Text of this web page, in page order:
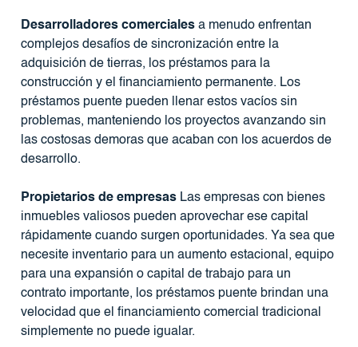
Desarrolladores comercialesa menudo enfrentan
complejos desafíos de sincronización entre la
adquisición de tierras, los préstamos para la
construcción y el financiamiento permanente. Los
préstamos puente pueden llenar estos vacíos sin
problemas, manteniendo los proyectos avanzando sin
las costosas demoras que acaban con los acuerdos de
desarrollo.
Propietarios de empresasLas empresas con bienes
inmuebles valiosos pueden aprovechar ese capital
rápidamente cuando surgen oportunidades. Ya sea que
necesite inventario para un aumento estacional, equipo
para una expansión o capital de trabajo para un
contrato importante, los préstamos puente brindan una
velocidad que el financiamiento comercial tradicional
simplemente no puede igualar.